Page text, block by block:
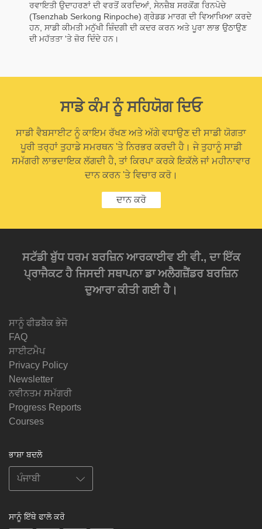
ਰਵਾਇਤੀ ਉਦਾਹਰਣਾਂ ਦੀ ਵਰਤੋਂ ਕਰਦਿਆਂ, ਸੇਨਜ਼ੈਬ ਸਰਕੋਂਗ ਰਿਨਪੋਚੇ
(Tsenzhab Serkong Rinpoche) ਗ੍ਰੇਡਡ ਮਾਰਗ ਦੀ ਵਿਆਖਿਆ ਕਰਦੇ
ਹਨ, ਸਾਡੀ ਕੀਮਤੀ ਮਨੁੱਖੀ ਜ਼ਿੰਦਗੀ ਦੀ ਕਦਰ ਕਰਨ ਅਤੇ ਪੂਰਾ ਲਾਭ ਉਠਾਉਣ
ਦੀ ਮਹੱਤਤਾ 'ਤੇ ਜ਼ੋਰ ਦਿੰਦੇ ਹਨ।
ਸਾਡੇ ਕੰਮ ਨੂੰ ਸਹਿਯੋਗ ਦਿਓ
ਸਾਡੀ ਵੈਬਸਾਈਟ ਨੂੰ ਕਾਇਮ ਰੱਖਣ ਅਤੇ ਅੱਗੇ ਵਧਾਉਣ ਦੀ ਸਾਡੀ ਯੋਗਤਾ
ਪੂਰੀ ਤਰ੍ਹਾਂ ਤੁਹਾਡੇ ਸਮਰਥਨ 'ਤੇ ਨਿਰਭਰ ਕਰਦੀ ਹੈ। ਜੇ ਤੁਹਾਨੂੰ ਸਾਡੀ
ਸਮੱਗਰੀ ਲਾਭਦਾਇਕ ਲੱਗਦੀ ਹੈ, ਤਾਂ ਕਿਰਪਾ ਕਰਕੇ ਇਕੱਲੇ ਜਾਂ ਮਹੀਨਾਵਾਰ
ਦਾਨ ਕਰਨ 'ਤੇ ਵਿਚਾਰ ਕਰੋ।
ਦਾਨ ਕਰੋ
ਸਟੱਡੀ ਬੁੱਧ ਧਰਮ ਬਰਜ਼ਿਨ ਆਰਕਾਈਵ ਈ ਵੀ., ਦਾ ਇੱਕ
ਪ੍ਰਾਜੈਕਟ ਹੈ ਜਿਸਦੀ ਸਥਾਪਨਾ ਡਾ ਅਲੈਗਜ਼ੈਂਡਰ ਬਰਜ਼ਿਨ
ਦੁਆਰਾ ਕੀਤੀ ਗਈ ਹੈ।
ਸਾਨੂੰ ਫੀਡਬੈਕ ਭੇਜੋ
FAQ
ਸਾਈਟਮੈਪ
Privacy Policy
Newsletter
ਨਵੀਨਤਮ ਸਮੱਗਰੀ
Progress Reports
Courses
ਭਾਸ਼ਾ ਬਦਲੋ
ਸਾਨੂੰ ਇੱਥੇ ਫਾਲੋ ਕਰੋ